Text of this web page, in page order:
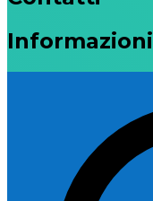
Informazioni